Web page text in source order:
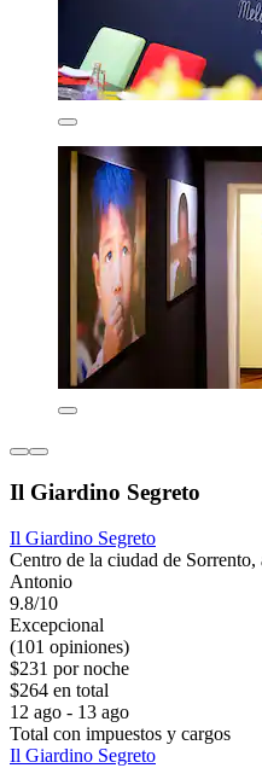
Il Giardino Segreto
Il Giardino Segreto
Centro de la ciudad de
Antonio
9.8/10
Excepcional
(101 opiniones)
$231 por noche
$264 en total
12 ago - 13 ago
Total con impuestos y cargos
Il Giardino Segreto